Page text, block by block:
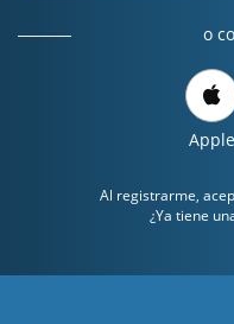
o
Apple
Al registrarme,
¿Ya tiene